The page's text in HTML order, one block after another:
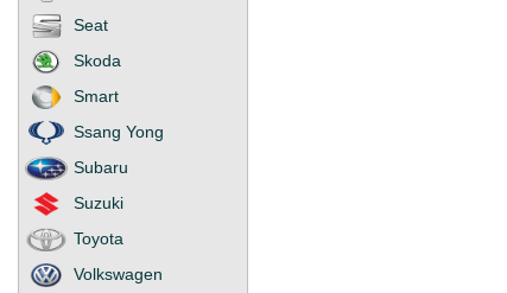
Seat
Skoda
Smart
Ssang Yong
Subaru
Suzuki
Toyota
Volkswagen